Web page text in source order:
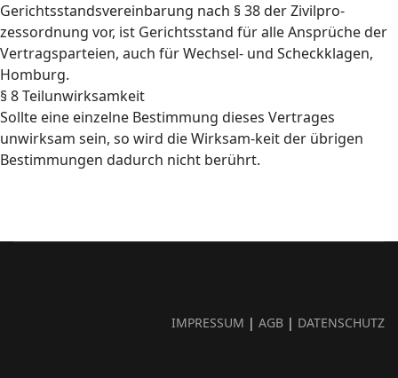
Gerichtsstandsvereinbarung nach § 38 der Zivilpro-
zessordnung vor, ist Gerichtsstand für alle Ansprüche der
Vertragsparteien, auch für Wechsel- und Scheckklagen,
Homburg.
§ 8 Teilunwirksamkeit
Sollte eine einzelne Bestimmung dieses Vertrages
unwirksam sein, so wird die Wirksam-keit der übrigen
Bestimmungen dadurch nicht berührt.
IMPRESSUM | AGB | DATENSCHUTZ